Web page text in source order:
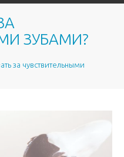
ЗУБАМИ?
за чувствительными